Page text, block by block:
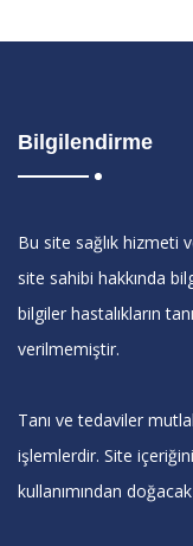
Bilgilendirme
Bu site sağlık hizmeti
site sahibi hakkında
bilgiler hastalıkların
verilmemiştir.
Tanı ve tedaviler
işlemlerdir. Site
kullanımından